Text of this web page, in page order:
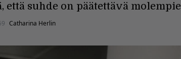
että suhde on päätettävä
Catharina Herlin